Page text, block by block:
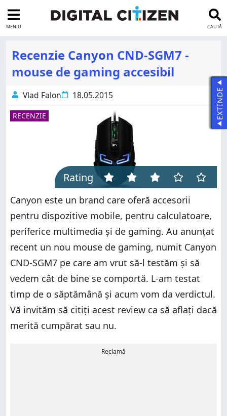
MENIU CAUTĂ
Recenzie Canyon CND-SGM7 -
mouse de gaming accesibil
Vlad Falon 18.05.2015
RECENZIE
Rating
Canyon este un brand care oferă accesorii
pentru dispozitive mobile, pentru calculatoare,
periferice multimedia și de gaming. Au anunțat
recent un nou mouse de gaming, numit Canyon
CND-SGM7 pe care am vrut să-l testăm și să
vedem cât de bine se comportă. L-am testat
timp de o săptămână și acum vom da verdictul.
Vă invităm să citiți acest review ca să aflați dacă
merită cumpărat sau nu.
Reclamă
EXTINDE